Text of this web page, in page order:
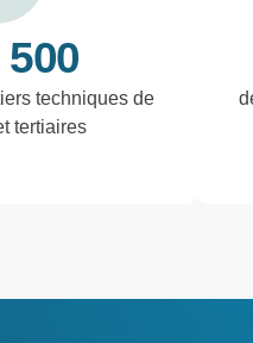
techniques de
tertiaires